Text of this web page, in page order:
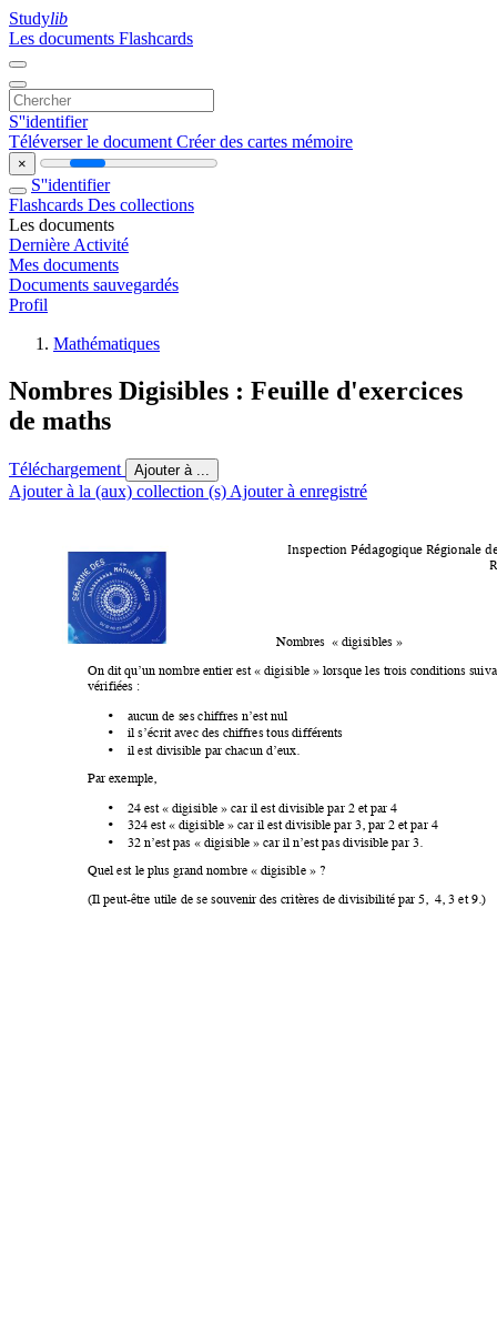
Studylib
Les documents Flashcards
S''identifier
Téléverser le document Créer des cartes mémoire
×
S''identifier
Flashcards Des collections
Les documents
Dernière Activité
Mes documents
Documents sauvegardés
Profil
Mathématiques
Nombres Digisibles : Feuille d'exercices
de maths
Téléchargement Ajouter à ...
Ajouter à la (aux) collection (s) Ajouter à enregistré
Nombres  « digisibles »
On dit qu’un nombre entier est « digisible » lorsque les trois conditions
vérifiées :
• aucun de ses chiffres n’est nul
• il s’écrit avec des chiffres tous différents
• il est divisible par chacun d’eux.
Par exemple,
• 24 est « digisible » car il est divisible par 2 et par 4
• 324 est « digisible » car il est divisible par 3, par 2 et par 4
• 32 n’est pas « digisible » car il n’est pas divisible par 3.
Quel est le plus grand nombre « digisible » ?
(Il peut-être utile de se souvenir des critères de divisibilité par 5,  4, 3 et 9.)